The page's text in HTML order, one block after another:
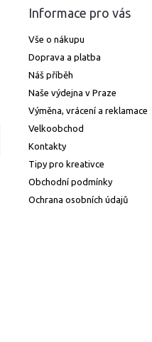
Informace pro vás
Vše o nákupu
Doprava a platba
Náš příběh
Naše výdejna v Praze
Výměna, vrácení a reklamace
Velkoobchod
Kontakty
Tipy pro kreativce
Obchodní podmínky
Ochrana osobních údajů